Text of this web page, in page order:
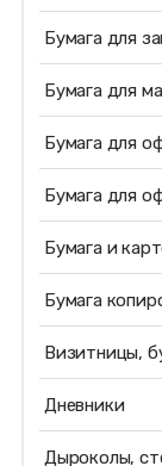
Бумага для
Бумага для
Бумага для
Бумага для
Бумага и
Бумага
Визитницы,
Дневники
Дыроколы,